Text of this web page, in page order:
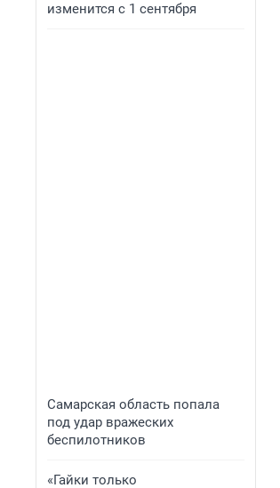
изменится с 1 сентября
Самарская область попала
под удар вражеских
беспилотников
«Гайки только